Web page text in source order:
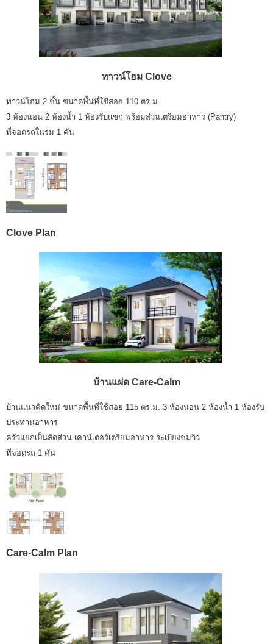
ทาวน์โฮม Clove
ทาวน์โฮม 2 ชั้น ขนาดพื้นที่ใช้สอย 110 ตร.ม.
3 ห้องนอน 2 ห้องน้ำ 1 ห้องรับแขก พร้อมส่วนเตรียมอาหาร (Pantry)
ที่จอดรถในร่ม 1 คัน
Clove Plan
บ้านแฝด Care-Calm
บ้านแนวคิดใหม่ ขนาดพื้นที่ใช้สอย 115 ตร.ม. 3 ห้องนอน 2 ห้องน้ำ 1 ห้องรับ
ประทานอาหาร
ครัวแยกเป็นสัดส่วน เคาน์เตอร์เตรียมอาหาร ระเบียงชมวิว
ที่จอดรถ 1 คัน
Care-Calm Plan